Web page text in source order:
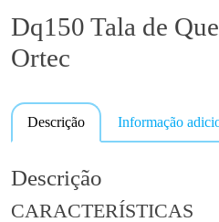
Dq150 Tala de
Ortec
Descrição Informação
Descrição
CARACTERÍSTICAS